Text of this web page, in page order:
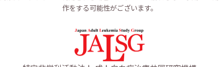
作をする可能性がございます。